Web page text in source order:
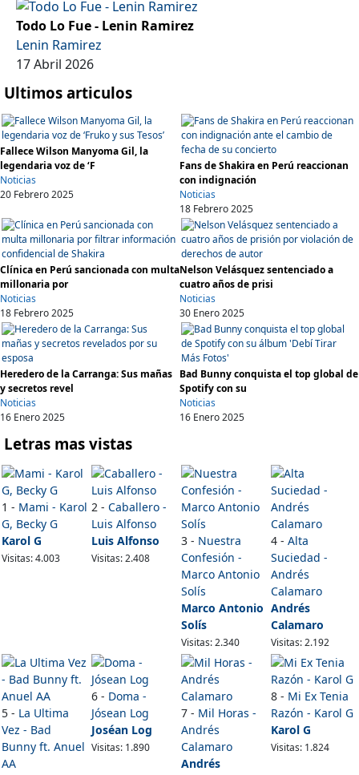
Todo Lo Fue - Lenin Ramirez
Lenin Ramirez
17 Abril 2026
Ultimos articulos
Fallece Wilson Manyoma Gil, la
legendaria voz de ‘F
Noticias
20 Febrero 2025
Fans de Shakira en Perú reaccionan
con indignación
Noticias
18 Febrero 2025
Clínica en Perú sancionada con multa
millonaria por
Noticias
18 Febrero 2025
Nelson Velásquez sentenciado a
cuatro años de prisi
Noticias
30 Enero 2025
Heredero de la Carranga: Sus mañas
y secretos revel
Noticias
16 Enero 2025
Bad Bunny conquista el top global de
Spotify con su
Noticias
16 Enero 2025
Letras mas vistas
1 - Mami - Karol
G, Becky G
Karol G
Visitas: 4.003
2 -Caballero -
Luis Alfonso
Luis Alfonso
Visitas: 2.408
3 - Nuestra
Confesión -
Marco Antonio
Solís
Marco Antonio
Solís
Visitas: 2.340
4 -Alta
Suciedad -
Andrés
Calamaro
Andrés
Calamaro
Visitas: 2.192
5 - La Ultima
Vez - Bad
Bunny ft. Anuel
AA
6 - Doma -
Jósean Log
Joséan Log
Visitas: 1.890
7 - Mil Horas -
Andrés
Calamaro
Andrés
8 - Mi Ex Tenia
Razón - Karol G
Karol G
Visitas: 1.824